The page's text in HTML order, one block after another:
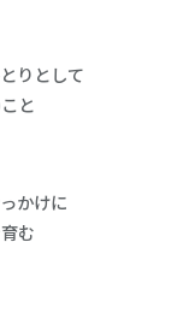
りとして
と
かけに
む